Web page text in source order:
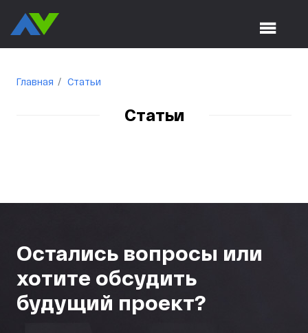
Главная Статьи
Статьи
Остались вопросы или
хотите обсудить
будущий проект?